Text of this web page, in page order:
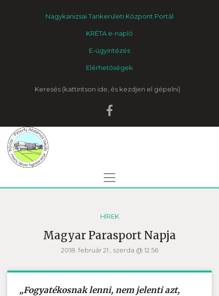
Nagykanizsai Tankerületi Központ Portál
KRÉTA e-napló
E-ügyintézés
Elérhetőségek
Keresés
HÍREK
Magyar Parasport Napja
2018. február 21., szerda @ 12:56
„Fogyatékosnak lenni, nem jelenti azt,